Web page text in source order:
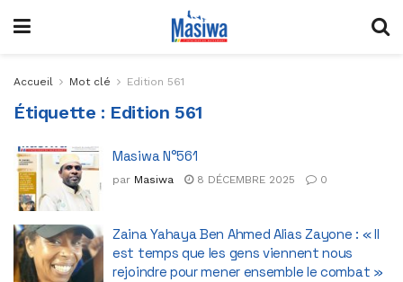
Accueil Mot clé Edition 561
Étiquette : Edition 561
Masiwa N°561
par Masiwa 8 DÉCEMBRE 2025 0
Zaina Yahaya Ben Ahmed Alias Zayone : « Il
est temps que les gens viennent nous
rejoindre pour mener ensemble le combat »